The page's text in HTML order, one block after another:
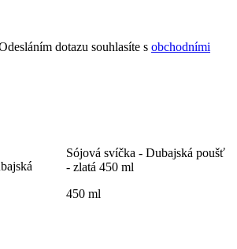
dotazu souhlasíte s obchodními
Sójová svíčka - Dubajská poušť
- zlatá 450 ml
450 ml